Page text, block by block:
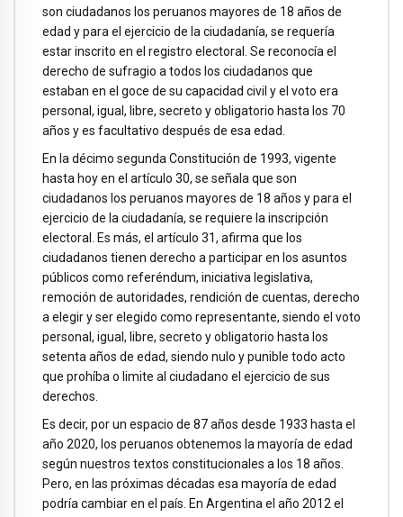
son ciudadanos los peruanos mayores de 18 años de
edad y para el ejercicio de la ciudadanía, se requería
estar inscrito en el registro electoral. Se reconocía el
derecho de sufragio a todos los ciudadanos que
estaban en el goce de su capacidad civil y el voto era
personal, igual, libre, secreto y obligatorio hasta los 70
años y es facultativo después de esa edad.
En la décimo segunda Constitución de 1993, vigente
hasta hoy en el artículo 30, se señala que son
ciudadanos los peruanos mayores de 18 años y para el
ejercicio de la ciudadanía, se requiere la inscripción
electoral. Es más, el artículo 31, afirma que los
ciudadanos tienen derecho a participar en los asuntos
públicos como referéndum, iniciativa legislativa,
remoción de autoridades, rendición de cuentas, derecho
a elegir y ser elegido como representante, siendo el voto
personal, igual, libre, secreto y obligatorio hasta los
setenta años de edad, siendo nulo y punible todo acto
que prohíba o limite al ciudadano el ejercicio de sus
derechos.
Es decir, por un espacio de 87 años desde 1933 hasta el
año 2020, los peruanos obtenemos la mayoría de edad
según nuestros textos constitucionales a los 18 años.
Pero, en las próximas décadas esa mayoría de edad
podría cambiar en el país. En Argentina el año 2012 el